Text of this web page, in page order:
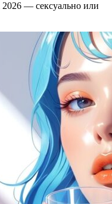
— сексуально или